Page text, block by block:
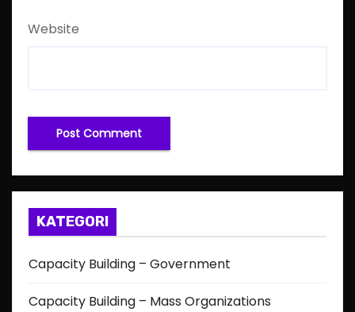
Website
KATEGORI
Capacity Building – Government
Capacity Building – Mass Organizations